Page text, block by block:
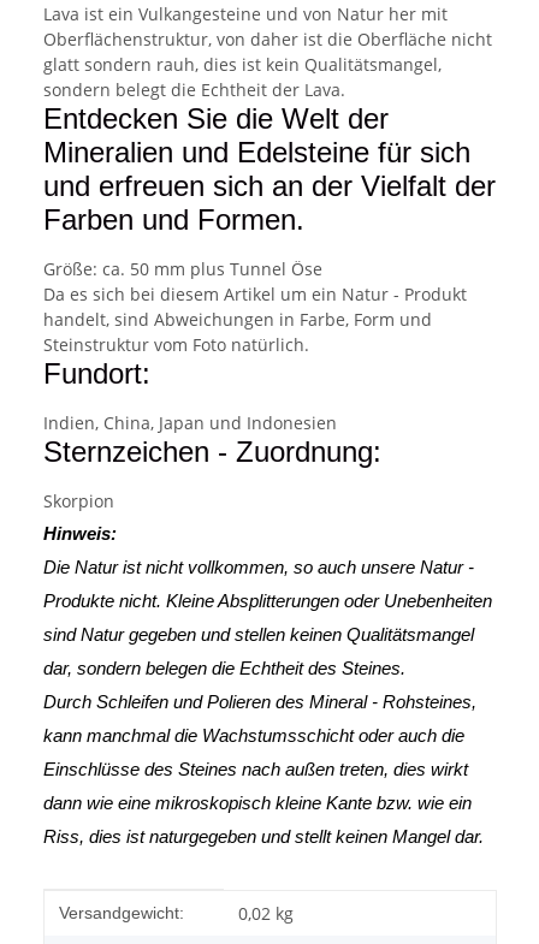
Lava ist ein Vulkangesteine und von Natur her mit
Oberflächenstruktur, von daher ist die Oberfläche nicht
glatt sondern rauh, dies ist kein Qualitätsmangel,
sondern belegt die Echtheit der Lava.
Entdecken Sie die Welt der
Mineralien und Edelsteine für sich
und erfreuen sich an der Vielfalt der
Farben und Formen.
Größe: ca. 50 mm plus Tunnel Öse
Da es sich bei diesem Artikel um ein Natur - Produkt
handelt, sind Abweichungen in Farbe, Form und
Steinstruktur vom Foto natürlich.
Fundort:
Indien, China, Japan und Indonesien
Sternzeichen - Zuordnung:
Skorpion
Hinweis:
Die Natur ist nicht vollkommen, so auch unsere Natur -
Produkte nicht. Kleine Absplitterungen oder Unebenheiten
sind Natur gegeben und stellen keinen Qualitätsmangel
dar, sondern belegen die Echtheit des Steines.
Durch Schleifen und Polieren des Mineral - Rohsteines,
kann manchmal die Wachstumsschicht oder auch die
Einschlüsse des Steines nach außen treten, dies wirkt
dann wie eine mikroskopisch kleine Kante bzw. wie ein
Riss, dies ist naturgegeben und stellt keinen Mangel dar.
Produkteigenschaft
Wert
Versandgewicht: 0,02 kg